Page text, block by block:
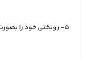
5- روتختی خود را بصورت باز خشک کنید.